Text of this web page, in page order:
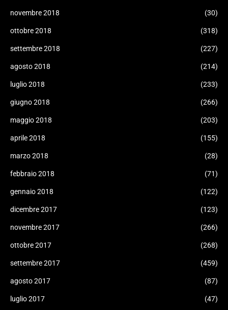
novembre 2018 (30)
ottobre 2018 (318)
settembre 2018 (227)
agosto 2018 (214)
luglio 2018 (233)
giugno 2018 (266)
maggio 2018 (203)
aprile 2018 (155)
marzo 2018 (28)
febbraio 2018 (71)
gennaio 2018 (122)
dicembre 2017 (123)
novembre 2017 (266)
ottobre 2017 (268)
settembre 2017 (459)
agosto 2017 (87)
luglio 2017 (47)